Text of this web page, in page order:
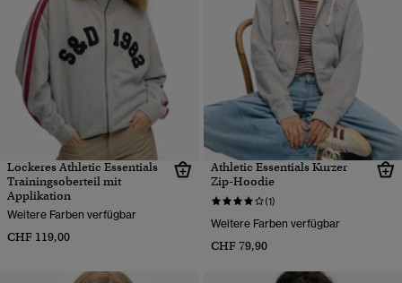
Lockeres Athletic Essentials
Trainingsoberteil mit
Applikation
Weitere Farben verfügbar
CHF 119,00
Athletic Essentials Kurzer
Zip-Hoodie
(1)
Weitere Farben verfügbar
CHF 79,90